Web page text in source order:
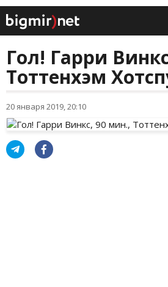
Гол! Гарри
Тоттенхэм
20 января 2019, 20:10